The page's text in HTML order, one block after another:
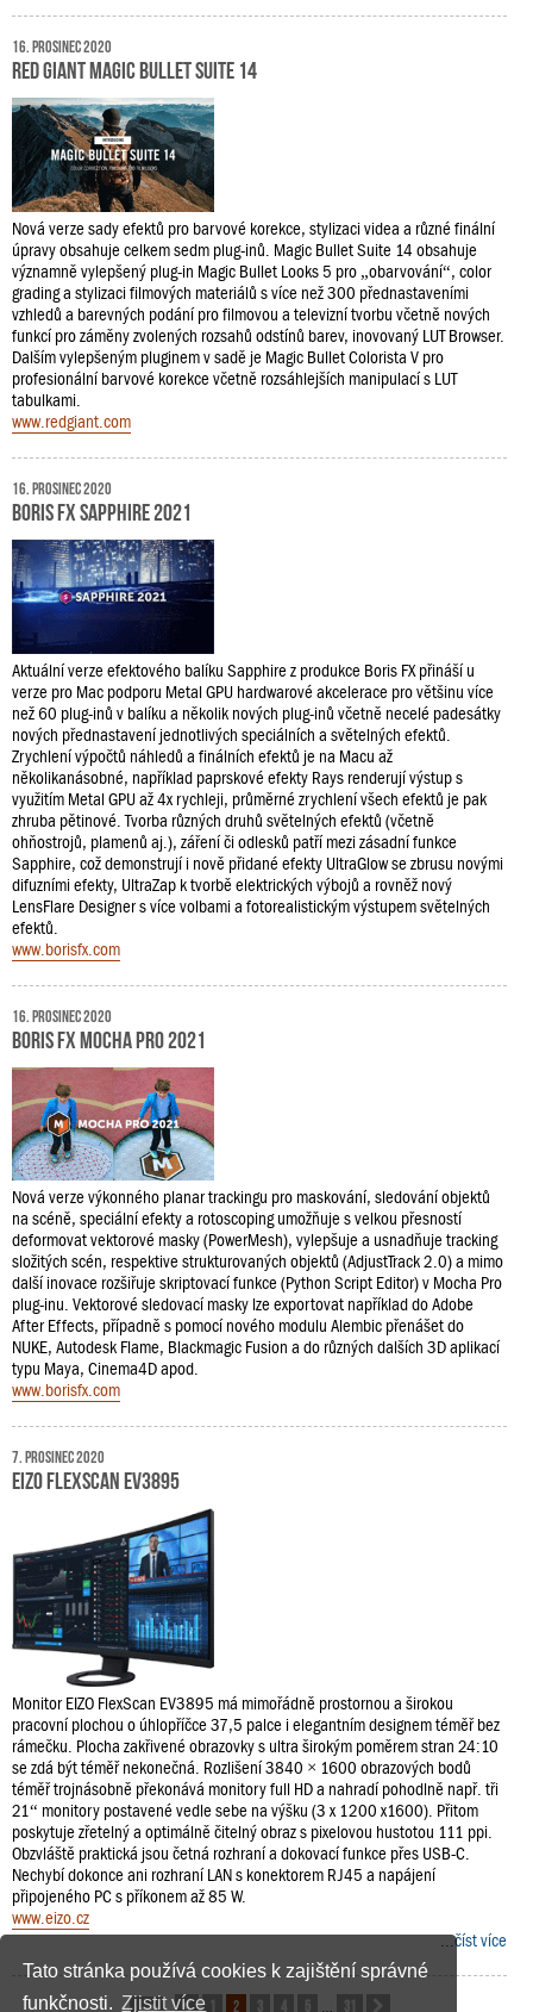
Tato stránka používá cookies k zajištění správné
funkčnosti. Zjistit více
16. prosinec 2020
Red Giant Magic Bullet Suite 14
Nová verze sady efektů pro barvové korekce, stylizaci videa a různé finální
úpravy obsahuje celkem sedm plug-inů. Magic Bullet Suite 14 obsahuje
významně vylepšený plug-in Magic Bullet Looks 5 pro „obarvování“, color
grading a stylizaci filmových materiálů s více než 300 přednastaveními
vzhledů a barevných podání pro filmovou a televizní tvorbu včetně nových
funkcí pro záměny zvolených rozsahů odstínů barev, inovovaný LUT Browser.
Dalším vylepšeným pluginem v sadě je Magic Bullet Colorista V pro
profesionální barvové korekce včetně rozsáhlejších manipulací s LUT
tabulkami.
www.redgiant.com
16. prosinec 2020
Boris FX Sapphire 2021
Aktuální verze efektového balíku Sapphire z produkce Boris FX přináší u
verze pro Mac podporu Metal GPU hardwarové akcelerace pro většinu více
než 60 plug-inů v balíku a několik nových plug-inů včetně necelé padesátky
nových přednastavení jednotlivých speciálních a světelných efektů.
Zrychlení výpočtů náhledů a finálních efektů je na Macu až
několikanásobné, například paprskové efekty Rays renderují výstup s
využitím Metal GPU až 4x rychleji, průměrné zrychlení všech efektů je pak
zhruba pětinové. Tvorba různých druhů světelných efektů (včetně
ohňostrojů, plamenů aj.), záření či odlesků patří mezi zásadní funkce
Sapphire, což demonstrují i nově přidané efekty UltraGlow se zbrusu novými
difuzními efekty, UltraZap k tvorbě elektrických výbojů a rovněž nový
LensFlare Designer s více volbami a fotorealistickým výstupem světelných
efektů.
www.borisfx.com
16. prosinec 2020
Boris FX Mocha Pro 2021
Nová verze výkonného planar trackingu pro maskování, sledování objektů
na scéně, speciální efekty a rotoscoping umožňuje s velkou přesností
deformovat vektorové masky (PowerMesh), vylepšuje a usnadňuje tracking
složitých scén, respektive strukturovaných objektů (AdjustTrack 2.0) a mimo
další inovace rozšiřuje skriptovací funkce (Python Script Editor) v Mocha Pro
plug-inu. Vektorové sledovací masky lze exportovat například do Adobe
After Effects, případně s pomocí nového modulu Alembic přenášet do
NUKE, Autodesk Flame, Blackmagic Fusion a do různých dalších 3D aplikací
typu Maya, Cinema4D apod.
www.borisfx.com
7. prosinec 2020
EIZO FlexScan EV3895
Monitor EIZO FlexScan EV3895 má mimořádně prostornou a širokou
pracovní plochou o úhlopříčce 37,5 palce i elegantním designem téměř bez
rámečku. Plocha zakřivené obrazovky s ultra širokým poměrem stran 24:10
se zdá být téměř nekonečná. Rozlišení 3840 × 1600 obrazových bodů
téměř trojnásobně překonává monitory full HD a nahradí pohodlně např. tři
21“ monitory postavené vedle sebe na výšku (3 x 1200 x1600). Přitom
poskytuje zřetelný a optimálně čitelný obraz s pixelovou hustotou 111 ppi.
Obzvláště praktická jsou četná rozhraní a dokovací funkce přes USB-C.
Nechybí dokonce ani rozhraní LAN s konektorem RJ45 a napájení
připojeného PC s příkonem až 85 W.
www.eizo.cz
...číst více
Stránka2
Předchozí
1 2 3 4 31